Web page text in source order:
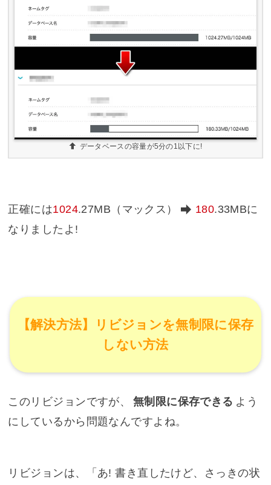
データベースの容量が5分の1以下に!
正確には1024.27MB（マックス） 180.33MBに
なりましたよ!
【解決方法】リビジョンを無制限に保存
しない方法
このリビジョンですが、 無制限に保存できる よう
にしているから問題なんですよね。
リビジョンは、「あ! 書き直したけど、さっきの状